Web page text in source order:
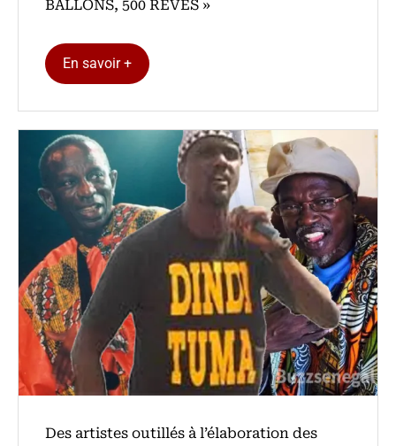
BALLONS, 500 REVES »
En savoir +
Des artistes outillés à l’élaboration des